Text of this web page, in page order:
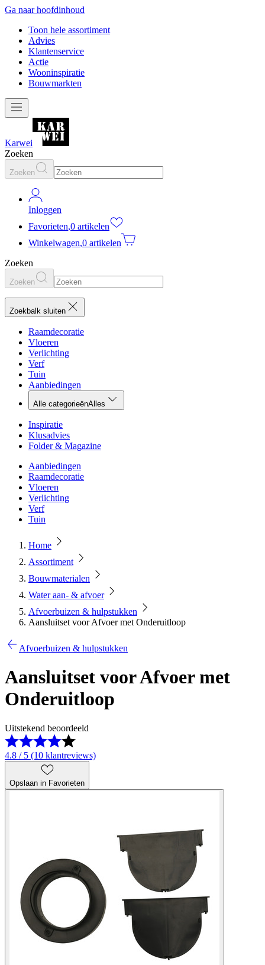
Ga naar hoofdinhoud
Toon hele assortiment
Advies
Klantenservice
Actie
Wooninspiratie
Bouwmarkten
Karwei
Zoeken
Zoeken
Inloggen
Favorieten,0 artikelen
Winkelwagen,0 artikelen
Zoeken
Zoeken
Zoekbalk sluiten
Raamdecoratie
Vloeren
Verlichting
Verf
Tuin
Aanbiedingen
Alle categorieënAlles
Inspiratie
Klusadvies
Folder & Magazine
Aanbiedingen
Raamdecoratie
Vloeren
Verlichting
Verf
Tuin
Home
Assortiment
Bouwmaterialen
Water aan- & afvoer
Afvoerbuizen & hulpstukken
Aansluitset voor Afvoer met Onderuitloop
Afvoerbuizen & hulpstukken
Aansluitset voor Afvoer met
Onderuitloop
Uitstekend beoordeeld
4.8 / 5 (10 klantreviews)
Opslaan in Favorieten